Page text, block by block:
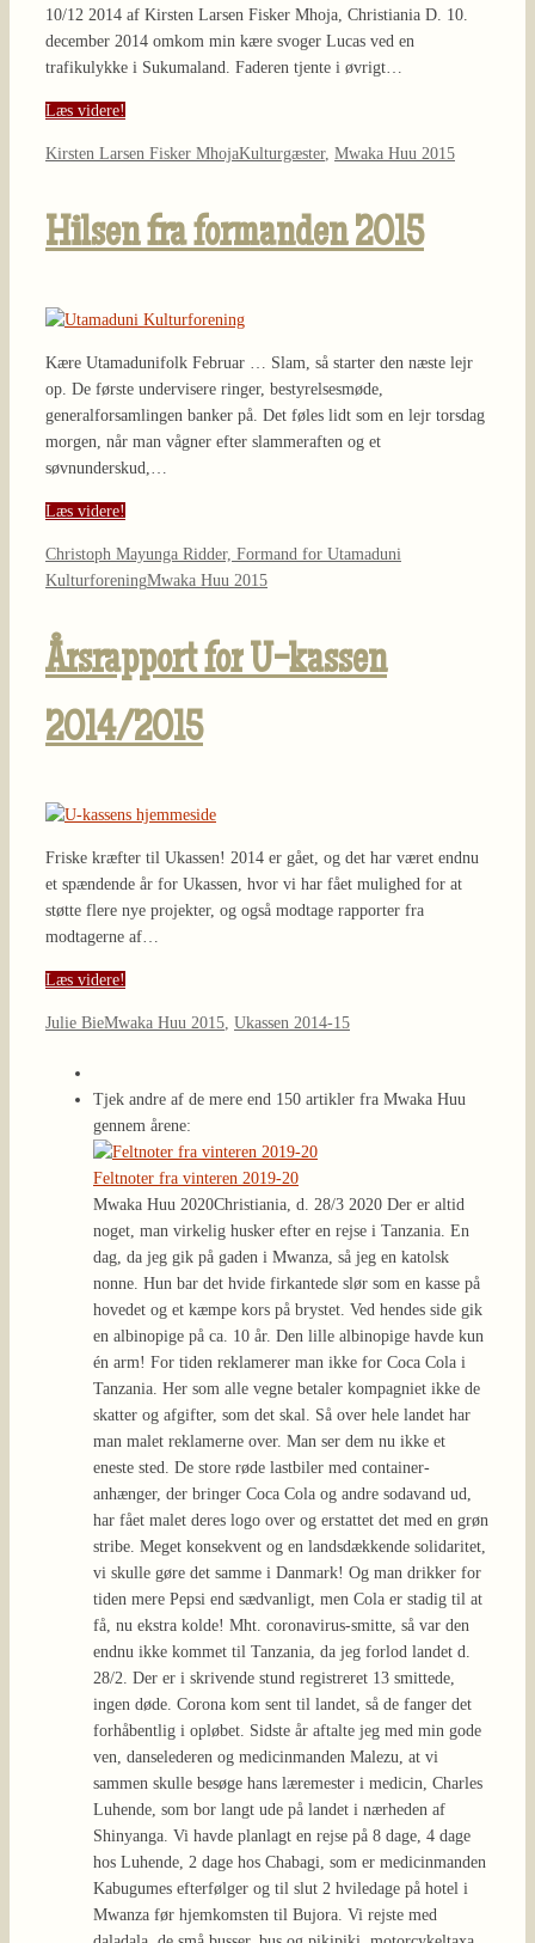
10/12 2014 af Kirsten Larsen Fisker Mhoja, Christiania D. 10.
december 2014 omkom min kære svoger Lucas ved en
trafikulykke i Sukumaland. Faderen tjente i øvrigt…
Læs videre!
Kirsten Larsen Fisker MhojaKulturgæster, Mwaka Huu 2015
Hilsen fra formanden 2015
Kære Utamadunifolk Februar … Slam, så starter den næste lejr
op. De første undervisere ringer, bestyrelsesmøde,
generalforsamlingen banker på. Det føles lidt som en lejr torsdag
morgen, når man vågner efter slammeraften og et
søvnunderskud,…
Læs videre!
Christoph Mayunga Ridder, Formand for Utamaduni
KulturforeningMwaka Huu 2015
Årsrapport for U-kassen
2014/2015
Friske kræfter til Ukassen! 2014 er gået, og det har været endnu
et spændende år for Ukassen, hvor vi har fået mulighed for at
støtte flere nye projekter, og også modtage rapporter fra
modtagerne af…
Læs videre!
Julie BieMwaka Huu 2015 Ukassen 2014-15
Tjek andre af de mere end 150 artikler fra Mwaka Huu
gennem årene:
Feltnoter fra vinteren 2019-20
Mwaka Huu 2020Christiania, d. 28/3 2020 Der er altid
noget, man virkelig husker efter en rejse i Tanzania. En
dag, da jeg gik på gaden i Mwanza, så jeg en katolsk
nonne. Hun bar det hvide firkantede slør som en kasse på
hovedet og et kæmpe kors på brystet. Ved hendes side gik
en albinopige på ca. 10 år. Den lille albinopige havde kun
én arm! For tiden reklamerer man ikke for Coca Cola i
Tanzania. Her som alle vegne betaler kompagniet ikke de
skatter og afgifter, som det skal. Så over hele landet har
man malet reklamerne over. Man ser dem nu ikke et
eneste sted. De store røde lastbiler med container-
anhænger, der bringer Coca Cola og andre sodavand ud,
har fået malet deres logo over og erstattet det med en grøn
stribe. Meget konsekvent og en landsdækkende solidaritet,
vi skulle gøre det samme i Danmark! Og man drikker for
tiden mere Pepsi end sædvanligt, men Cola er stadig til at
få, nu ekstra kolde! Mht. coronavirus-smitte, så var den
endnu ikke kommet til Tanzania, da jeg forlod landet d.
28/2. Der er i skrivende stund registreret 13 smittede,
ingen døde. Corona kom sent til landet, så de fanger det
forhåbentlig i opløbet. Sidste år aftalte jeg med min gode
ven, danselederen og medicinmanden Malezu, at vi
sammen skulle besøge hans læremester i medicin, Charles
Luhende, som bor langt ude på landet i nærheden af
Shinyanga. Vi havde planlagt en rejse på 8 dage, 4 dage
hos Luhende, 2 dage hos Chabagi, som er medicinmanden
Kabugumes efterfølger og til slut 2 hviledage på hotel i
Mwanza før hjemkomsten til Bujora. Vi rejste med